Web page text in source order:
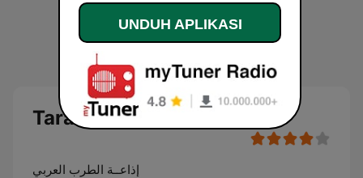
Tarab Radio
إذاعــة الطرب العربي
UNDUH APLIKASI